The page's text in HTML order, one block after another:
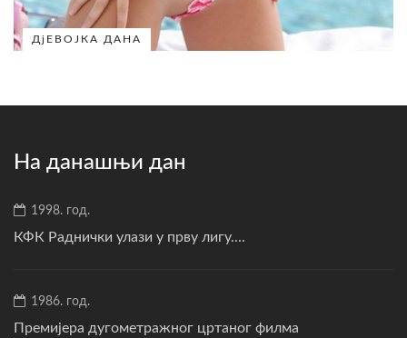
ДјЕВОЈКА ДАНА
На данашњи дан
1998. год.
КФК Раднички улази у прву лигу....
1986. год.
Премијера дугометражног цртаног филма